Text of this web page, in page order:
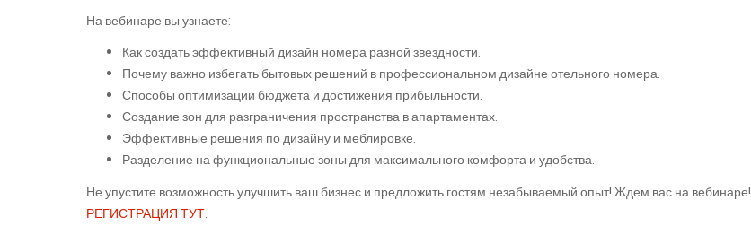
На вебинаре вы узнаете:
Как создать эффективный дизайн номера разной звездности.
Почему важно избегать бытовых решений в профессиональном дизайне отельного номера.
Способы оптимизации бюджета и достижения прибыльности.
Создание зон для разграничения пространства в апартаментах.
Эффективные решения по дизайну и меблировке.
Разделение на функциональные зоны для максимального комфорта и удобства.
Не упустите возможность улучшить ваш бизнес и предложить гостям незабываемый опыт! Ждем вас на вебинаре!
РЕГИСТРАЦИЯ ТУТ.